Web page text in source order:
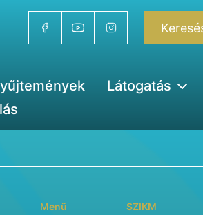
Látogatás
Menü SZIKM